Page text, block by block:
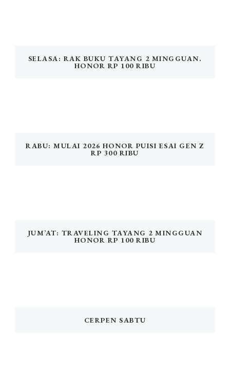
SELASA: RAK BUKU TAYANG 2 MINGGUAN.
HONOR RP 100 RIBU
RABU: MULAI 2026 HONOR PUISI ESAI GEN Z
RP 300 RIBU
JUM’AT: TRAVELING TAYANG 2 MINGGUAN
HONOR RP 100 RIBU
CERPEN SABTU